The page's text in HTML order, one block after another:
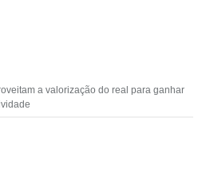
a valorização do real para ganhar